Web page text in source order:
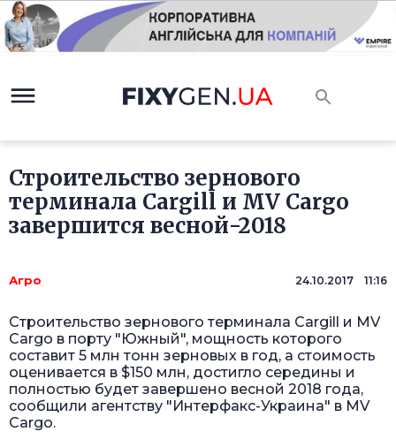
Строительство зернового
терминала Cargill и MV Cargo
завершится весной-2018
Агро 24.10.2017 11:16
Строительство зернового терминала Cargill и MV
Cargo в порту "Южный", мощность которого
составит 5 млн тонн зерновых в год, а стоимость
оценивается в $150 млн, достигло середины и
полностью будет завершено весной 2018 года,
сообщили агентству "Интерфакс-Украина" в MV
Cargo.